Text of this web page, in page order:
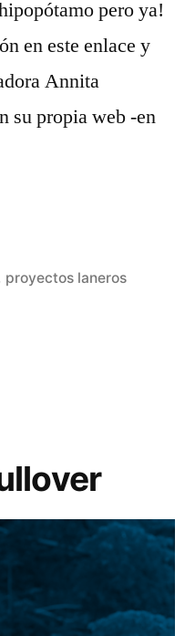
pero ya!
en este enlace y
Annita
su propia web -en
proyectos laneros